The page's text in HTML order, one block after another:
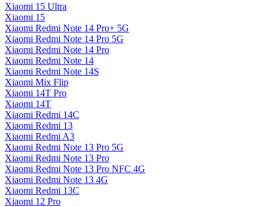
Xiaomi 15 Ultra
Xiaomi 15
Xiaomi Redmi Note 14 Pro+ 5G
Xiaomi Redmi Note 14 Pro 5G
Xiaomi Redmi Note 14 Pro
Xiaomi Redmi Note 14
Xiaomi Redmi Note 14S
Xiaomi Mix Flip
Xiaomi 14T Pro
Xiaomi 14T
Xiaomi Redmi 14C
Xiaomi Redmi 13
Xiaomi Redmi A3
Xiaomi Redmi Note 13 Pro 5G
Xiaomi Redmi Note 13 Pro
Xiaomi Redmi Note 13 Pro NFC 4G
Xiaomi Redmi Note 13 4G
Xiaomi Redmi 13C
Xiaomi 12 Pro